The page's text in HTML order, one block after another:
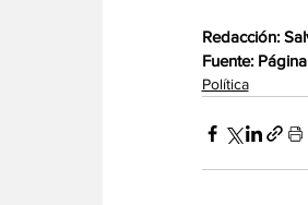
Redacción:
Fuente:
Política